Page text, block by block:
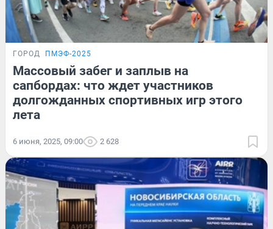
ГОРОД ПМЭФ-2025
Массовый забег и заплыв на
сапбордах: что ждет участников
долгожданных спортивных игр этого
лета
6 июня, 2025, 09:00 2 628